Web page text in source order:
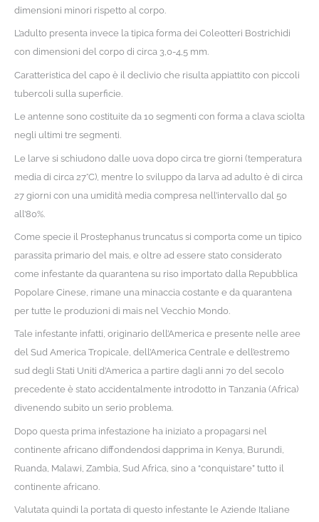
dimensioni minori rispetto al corpo.
L’adulto presenta invece la tipica forma dei Coleotteri Bostrichidi
con dimensioni del corpo di circa 3,0-4,5 mm.
Caratteristica del capo è il declivio che risulta appiattito con piccoli
tubercoli sulla superficie.
Le antenne sono costituite da 10 segmenti con forma a clava sciolta
negli ultimi tre segmenti.
Le larve si schiudono dalle uova dopo circa tre giorni (temperatura
media di circa 27°C), mentre lo sviluppo da larva ad adulto è di circa
27 giorni con una umidità media compresa nell’intervallo dal 50
all’80%.
Come specie il Prostephanus truncatus si comporta come un tipico
parassita primario del mais, e oltre ad essere stato considerato
come infestante da quarantena su riso importato dalla Repubblica
Popolare Cinese, rimane una minaccia costante e da quarantena
per tutte le produzioni di mais nel Vecchio Mondo.
Tale infestante infatti, originario dell’America e presente nelle aree
del Sud America Tropicale, dell’America Centrale e dell’estremo
sud degli Stati Uniti d’America a partire dagli anni 70 del secolo
precedente è stato accidentalmente introdotto in Tanzania (Africa)
divenendo subito un serio problema.
Dopo questa prima infestazione ha iniziato a propagarsi nel
continente africano diffondendosi dapprima in Kenya, Burundi,
Ruanda, Malawi, Zambia, Sud Africa, sino a “conquistare” tutto il
continente africano.
Valutata quindi la portata di questo infestante le Aziende Italiane